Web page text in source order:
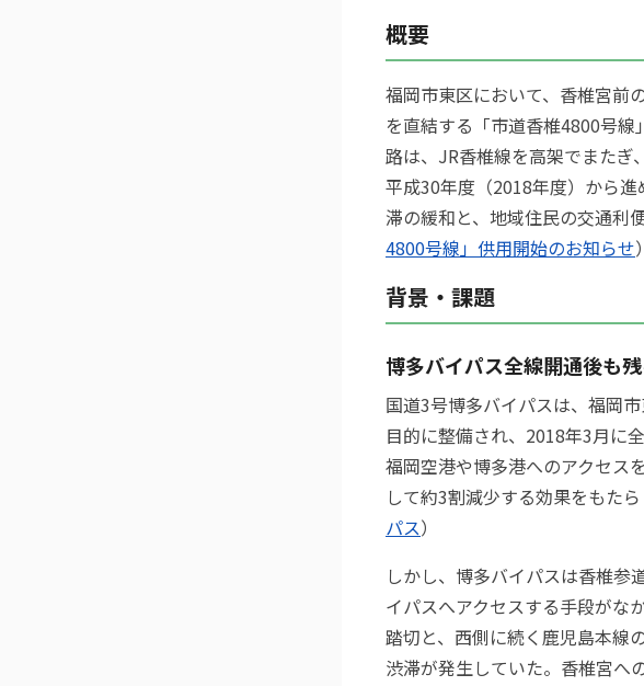
概要
福岡市東区において、香椎宮前
を直結する「市道香椎4800号
路は、JR香椎線を高架でまたぎ
平成30年度（2018年度）から
滞の緩和と、地域住民の交通利
4800号線」供用開始のお知らせ）
背景・課題
博多バイパス全線開通後も
国道3号博多バイパスは、福岡
目的に整備され、2018年3月に
福岡空港や博多港へのアクセス
して約3割減少する効果をもたら
パス）
しかし、博多バイパスは香椎参
イパスへアクセスする手段がな
踏切と、西側に続く鹿児島本線
渋滞が発生していた。香椎宮へ